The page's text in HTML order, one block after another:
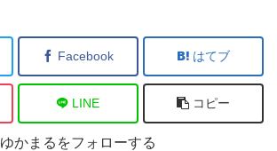
Facebook はてブ
LINE コピー
ゆかまるをフォローする